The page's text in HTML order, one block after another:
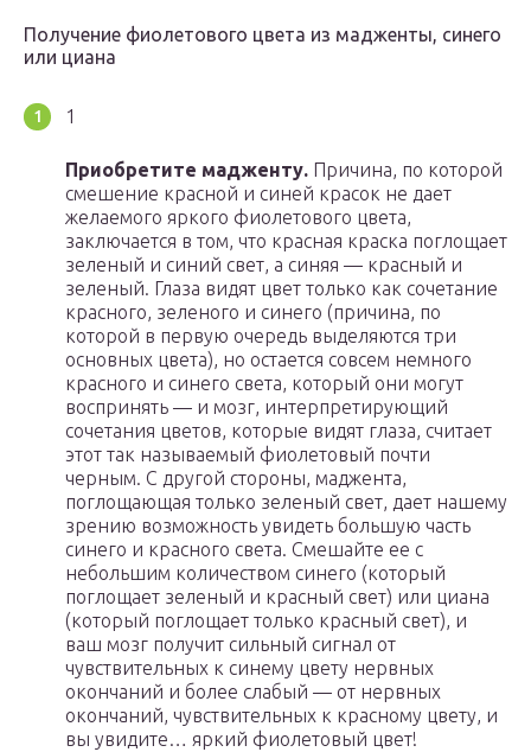
Получение фиолетового цвета из мадженты, синего
или циана
1
Приобретите мадженту. Причина, по которой
смешение красной и синей красок не дает
желаемого яркого фиолетового цвета,
заключается в том, что красная краска поглощает
зеленый и синий свет, а синяя — красный и
зеленый. Глаза видят цвет только как сочетание
красного, зеленого и синего (причина, по
которой в первую очередь выделяются три
основных цвета), но остается совсем немного
красного и синего света, который они могут
воспринять — и мозг, интерпретирующий
сочетания цветов, которые видят глаза, считает
этот так называемый фиолетовый почти
черным. С другой стороны, маджента,
поглощающая только зеленый свет, дает нашему
зрению возможность увидеть большую часть
синего и красного света. Смешайте ее с
небольшим количеством синего (который
поглощает зеленый и красный свет) или циана
(который поглощает только красный свет), и
ваш мозг получит сильный сигнал от
чувствительных к синему цвету нервных
окончаний и более слабый — от нервных
окончаний, чувствительных к красному цвету, и
вы увидите… яркий фиолетовый цвет!